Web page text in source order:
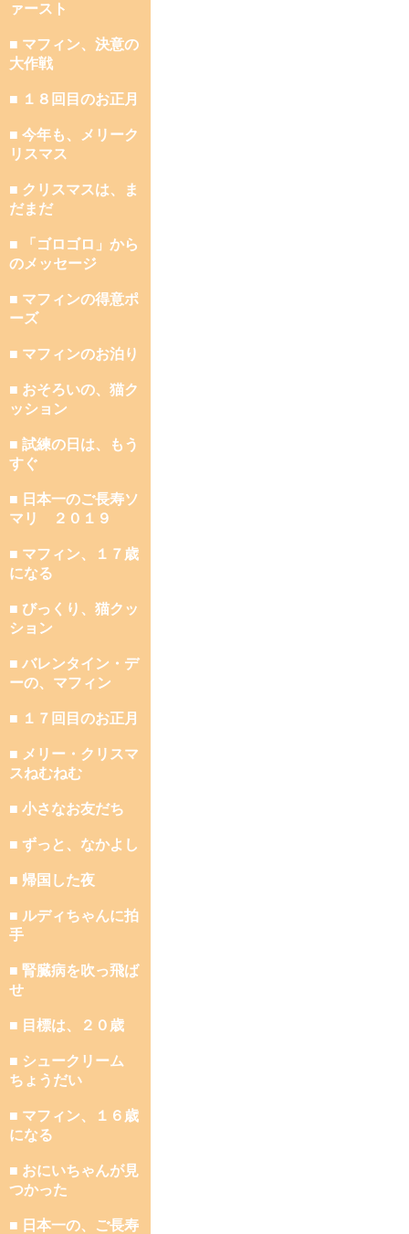
ァースト
■ マフィン、決意の
大作戦
■ １８回目のお正月
■ 今年も、メリーク
リスマス
■ クリスマスは、ま
だまだ
■ 「ゴロゴロ」から
のメッセージ
■ マフィンの得意ポ
ーズ
■ マフィンのお泊り
■ おそろいの、猫ク
ッション
■ 試練の日は、もう
すぐ
■ 日本一のご長寿ソ
マリ ２０１９
■ マフィン、１７歳
になる
■ びっくり、猫クッ
ション
■ バレンタイン・デ
ーの、マフィン
■ １７回目のお正月
■ メリー・クリスマ
スねむねむ
■ 小さなお友だち
■ ずっと、なかよし
■ 帰国した夜
■ ルディちゃんに拍
手
■ 腎臓病を吹っ飛ば
せ
■ 目標は、２０歳
■ シュークリーム
ちょうだい
■ マフィン、１６歳
になる
■ おにいちゃんが見
つかった
■ 日本一の、ご長寿